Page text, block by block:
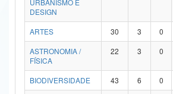
Ministério da Mulher, da Família e dos Direitos Humanos
Secretaria de Governo
URBANISMO E
DESIGN
ARTES 30 3 0
ASTRONOMIA /
FÍSICA
22 3 0
BIODIVERSIDADE 43 6 0